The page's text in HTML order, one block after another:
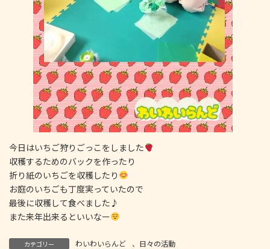
今日はいちご狩りごっこをしました
収穫するためのバックを作ったり
折り紙のいちごを収穫したり
お庭のいちごも丁度実っていたので
最後に収穫して食べました♪
また来年出来るといいなー
カテゴリー わいわいらんど 、 日々の活動